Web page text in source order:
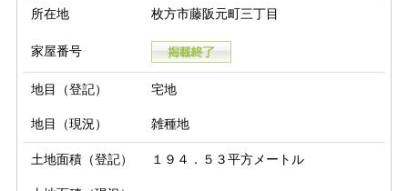
所在地 枚方市藤阪元町三丁目
家屋番号
地目（登記） 宅地
地目（現況） 雑種地
土地面積（登記） １９４．５３平方メートル